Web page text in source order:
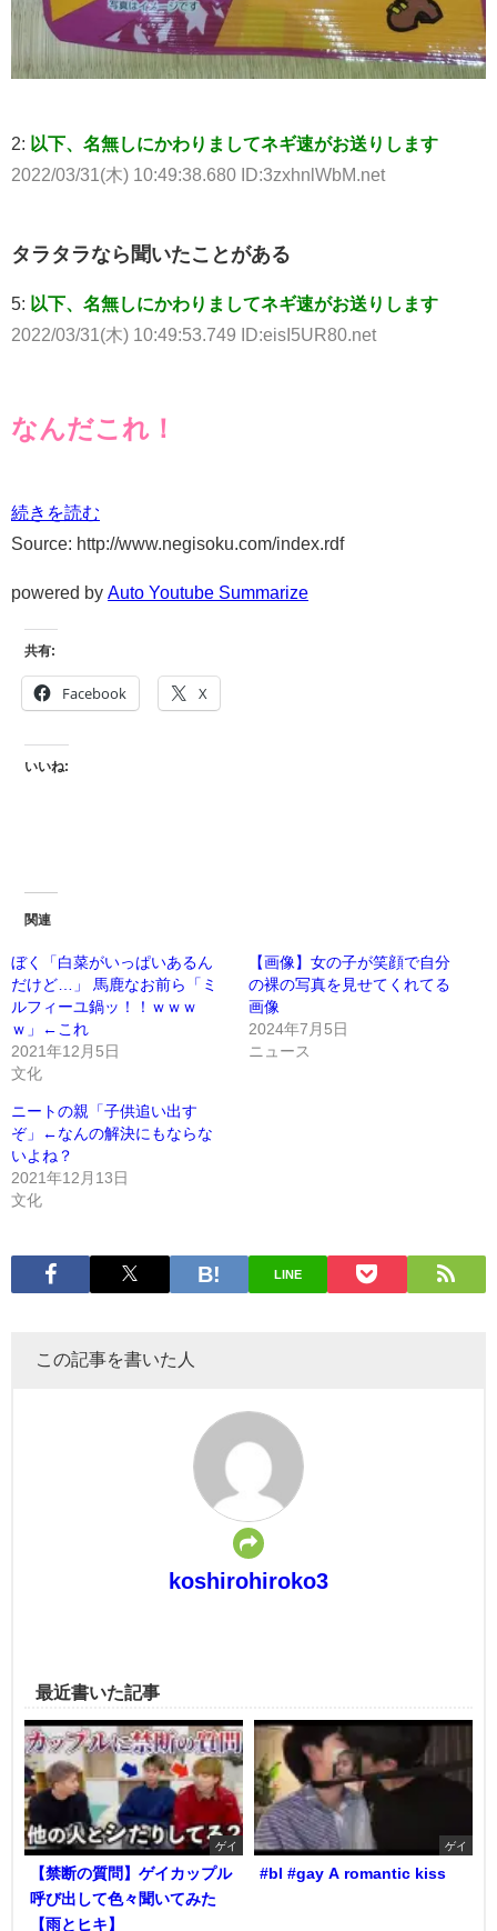
2: 以下、名無しにかわりましてネギ速がお送りします
2022/03/31(木) 10:49:38.680 ID:3zxhnlWbM.net
タラタラなら聞いたことがある
5: 以下、名無しにかわりましてネギ速がお送りします
2022/03/31(木) 10:49:53.749 ID:eisI5UR80.net
なんだこれ！
続きを読む
Source: http://www.negisoku.com/index.rdf
powered by Auto Youtube Summarize
共有:
Facebook X
いいね:
関連
ぼく「白菜がいっぱいあるん
だけど…」 馬鹿なお前ら「ミ
ルフィーユ鍋ッ！！ｗｗｗ
ｗ」←これ
2021年12月5日
文化
【画像】女の子が笑顔で自分
の裸の写真を見せてくれてる
画像
2024年7月5日
ニュース
ニートの親「子供追い出す
ぞ」←なんの解決にもならな
いよね？
2021年12月13日
文化
LINE
この記事を書いた人
koshirohiroko3
最近書いた記事
ゲイ
【禁断の質問】ゲイカップル
呼び出して色々聞いてみた
【雨とヒキ】
ゲイ
#bl #gay A romantic kiss